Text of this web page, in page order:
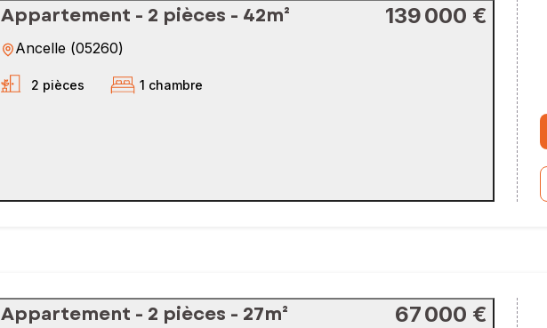
Appartement - 2 pièces - 42m² 139 000 €
Ancelle (05260)
2 pièces 1 chambre
Appartement - 2 pièces - 27m² 67 000 €